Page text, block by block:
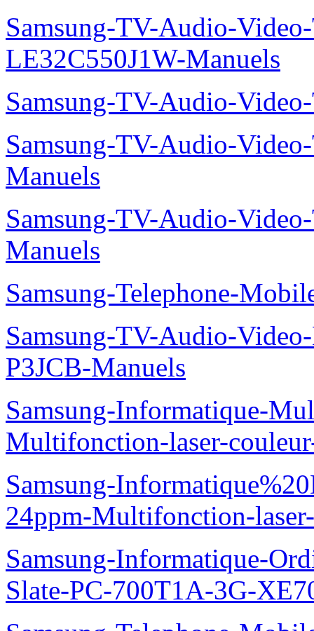
Samsung-TV-Audio-
LE32C550J1W-Manuels
Samsung-TV-Audio-
Samsung-TV-Audio-
Manuels
Samsung-TV-Audio-
Manuels
Samsung-Telephone-
Samsung-TV-Audio-
P3JCB-Manuels
Samsung-Informatique-
Multifonction-laser-
Samsung-
24ppm-Multifonction-
Samsung-Informatique-
Slate-PC-700T1A-3G-